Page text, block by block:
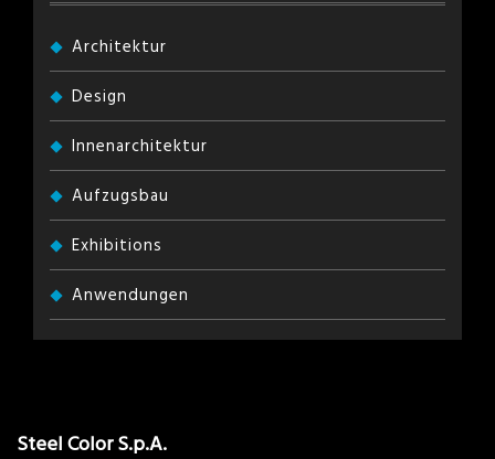
Architektur
Design
Innenarchitektur
Aufzugsbau
Exhibitions
Anwendungen
Steel Color S.p.A.